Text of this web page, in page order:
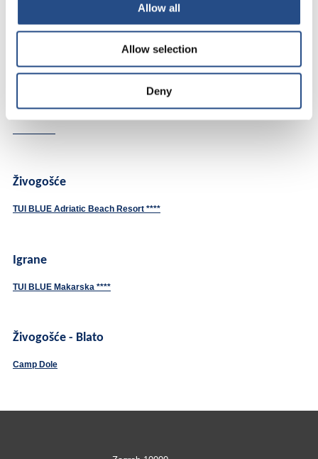
Allow all
Allow selection
Deny
Saznajte više
NAŠI HOTELI I RESORTI
Živogošće
TUI BLUE Adriatic Beach Resort ****
Igrane
TUI BLUE Makarska ****
Živogošće - Blato
Camp Dole